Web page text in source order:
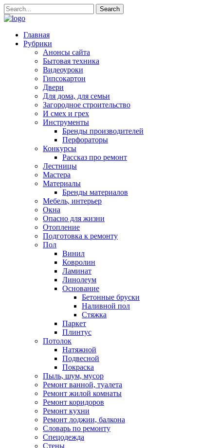
Главная
Рубрики
Анонсы сайта
Бытовая техника
Видеоуроки
Гипсокартон
Двери
Для дома, для семьи
Загородное строительство
И смех и грех
Инструменты
Бренды производителей
Перфораторы
Конкурсы
Рассказ про ремонт
Лестницы
Мастера
Материалы
Бренды материалов
Мебель, интерьер
Окна
Опасно для жизни
Отопление
Подготовка к ремонту
Пол
Винил
Ковролин
Ламинат
Линолеум
Основание
Бетонные бруски
Наливной пол
Стяжка
Паркет
Плинтус
Потолок
Натяжной
Подвесной
Покраска
Пыль, шум, мусор
Ремонт ванной, туалета
Ремонт жилой комнаты
Ремонт коридоров
Ремонт кухни
Ремонт лоджии, балкона
Словарь по ремонту
Спецодежда
Стены